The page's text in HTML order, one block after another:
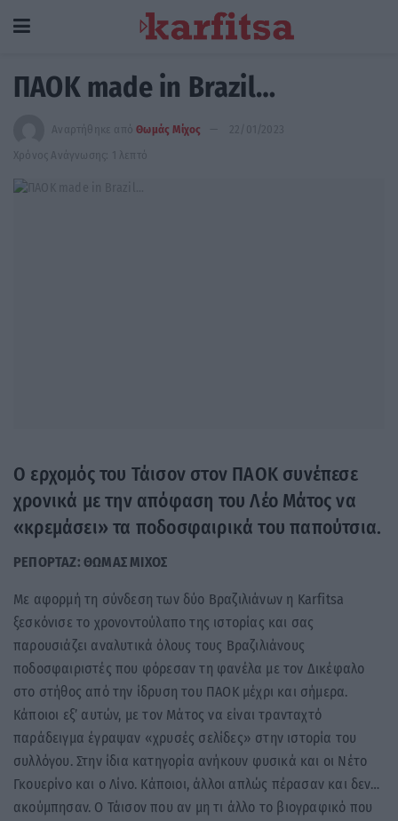
ΠΑΟΚ made in Brazil…
Αναρτήθηκε από Θωμάς Μίχος
22/01/2023
Χρόνος Ανάγνωσης: 1 λεπτό
Ο ερχομός του Τάισον στον ΠΑΟΚ συνέπεσε
χρονικά με την απόφαση του Λέο Μάτος να
«κρεμάσει» τα ποδοσφαιρικά του παπούτσια.
ΡΕΠΟΡΤΑΖ: ΘΩΜΑΣ ΜΙΧΟΣ
Με αφορμή τη σύνδεση των δύο Βραζιλιάνων η Karfitsa
ξεσκόνισε το χρονοντούλαπο της ιστορίας και σας
παρουσιάζει αναλυτικά όλους τους Βραζιλιάνους
ποδοσφαιριστές που φόρεσαν τη φανέλα με τον Δικέφαλο
στο στήθος από την ίδρυση του ΠΑΟΚ μέχρι και σήμερα.
Κάποιοι εξ’ αυτών, με τον Μάτος να είναι τρανταχτό
παράδειγμα έγραψαν «χρυσές σελίδες» στην ιστορία του
συλλόγου. Στην ίδια κατηγορία ανήκουν φυσικά και οι Νέτο
Γκουερίνο και ο Λίνο. Κάποιοι, άλλοι απλώς πέρασαν και δεν…
ακούμπησαν. Ο Τάισον που αν μη τι άλλο το βιογραφικό που